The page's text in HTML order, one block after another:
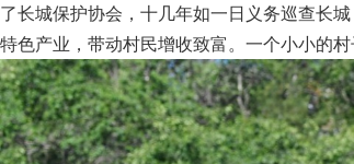
了长城保护协会，十几年如一日义务巡查长
特色产业，带动村民增收致富。一个小小的